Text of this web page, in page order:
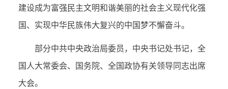
建设成为富强民主文明和谐美丽的社会主义现代化强
国、实现中华民族伟大复兴的中国梦不懈奋斗。
部分中共中央政治局委员，中央书记处书记，全
国人大常委会、国务院、全国政协有关领导同志出席
大会。